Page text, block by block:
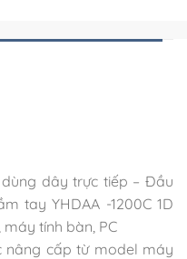
dây trực tiếp – Đầu
tay YHDAA -1200C 1D
tính bàn, PC
cấp từ model máy